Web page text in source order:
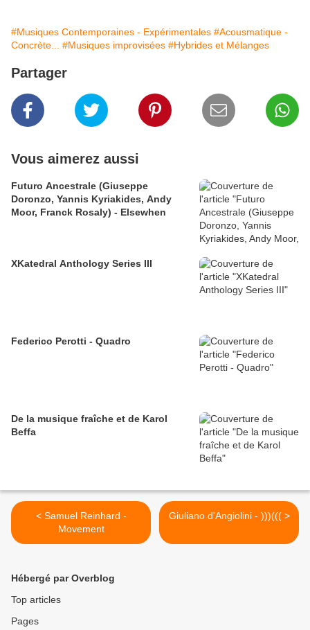
#Musiques Contemporaines - Expérimentales #Acousmatique -
Concrète...
#Musiques improvisées #Hybrides et Mélanges
Partager
Vous aimerez aussi
Futuro Ancestrale (Giuseppe
Doronzo, Yannis Kyriakides, Andy
Moor, Franck Rosaly) - Elsewhen
XKatedral Anthology Series III
Federico Perotti - Quadro
De la musique fraîche et de Karol
Beffa
< Samuel Reinhard -
Movement
Giuliano d'Angiolini - )))((( >
Hébergé par Overblog
Top articles
Pages